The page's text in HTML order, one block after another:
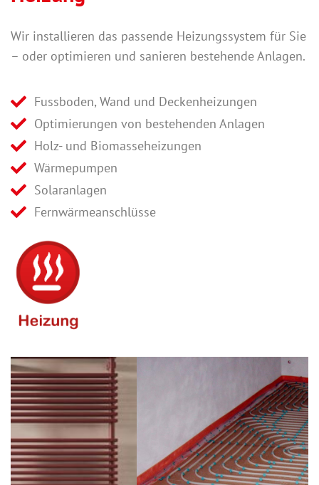
Wir installieren das passende Heizungssystem für Sie
– oder optimieren und sanieren bestehende Anlagen.
Fussboden, Wand und Deckenheizungen
Optimierungen von bestehenden Anlagen
Holz- und Biomasseheizungen
Wärmepumpen
Solaranlagen
Fernwärmeanschlüsse